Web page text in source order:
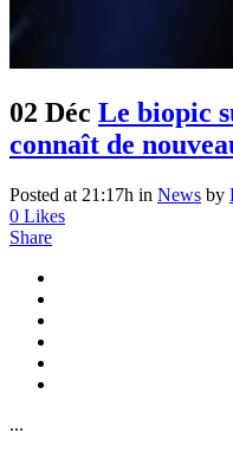
02 Déc Le biopic
connaît de
Posted at 21:17h in News by
0 Likes
Share
...